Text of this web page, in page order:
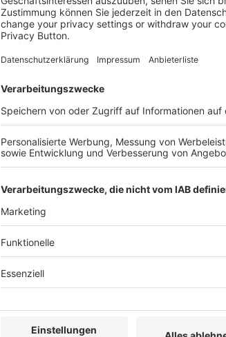
Sie rechts unter Leseprobe